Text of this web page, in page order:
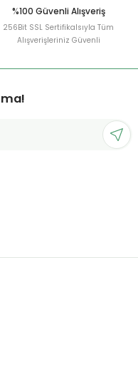
%100 Güvenli Alışveriş
256Bit SSL Sertifikalsıyla Tüm
Alışverişleriniz Güvenli